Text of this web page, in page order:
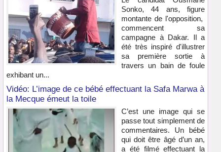
Sonko, 44 ans, figure
montante de l'opposition,
commencent sa
campagne à Dakar. Il a
été très inspiré d'illustrer
sa première sortie à
travers un bain de foule
exhibant un...
Vidéo: L’image de ce bébé effectuant la Safa Marwa à
la Mecque émeut la toile
C’est une image qui se
passe tout simplement de
commentaires. Un bébé
qui doit être âgé d’un an,
a été filmé effectuant la